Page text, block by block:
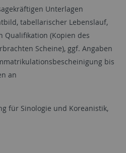
Unterlagen
tabellarischer Lebenslauf,
Qualifikation (Kopien des
Scheine), ggf. Angaben
bis
an
für Sinologie und Koreanistik,